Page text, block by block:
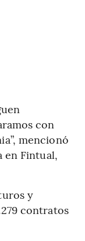
con
mencionó
Fintual,
y
contratos